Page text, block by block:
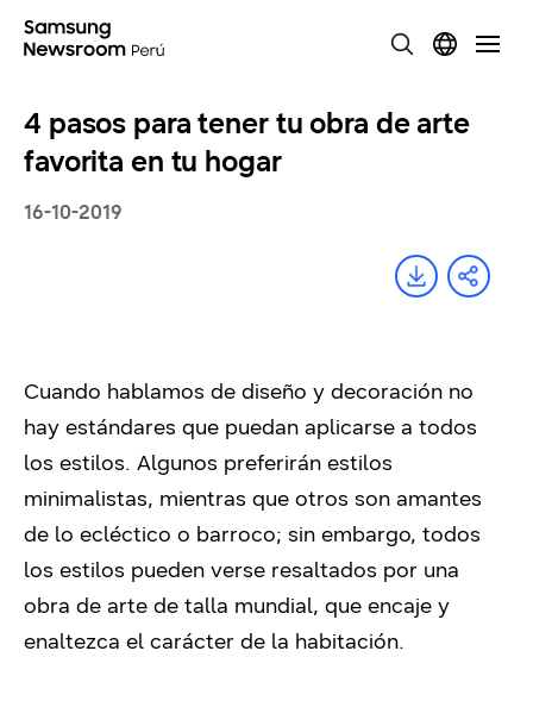
4 pasos para tener tu obra de arte
favorita en tu hogar
16-10-2019
Cuando hablamos de diseño y decoración no
hay estándares que puedan aplicarse a todos
los estilos. Algunos preferirán estilos
minimalistas, mientras que otros son amantes
de lo ecléctico o barroco; sin embargo, todos
los estilos pueden verse resaltados por una
obra de arte de talla mundial, que encaje y
enaltezca el carácter de la habitación.